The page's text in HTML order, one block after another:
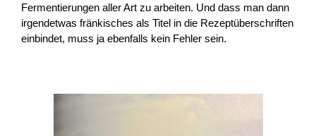
Fermentierungen aller Art zu arbeiten. Und dass man dann
irgendetwas fränkisches als Titel in die Rezeptüberschriften
einbindet, muss ja ebenfalls kein Fehler sein.